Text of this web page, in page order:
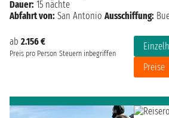
ab 2.156 €
Preis pro Person Steuern inbegriffen
Preise
Dauer: 15 nächte
Abfahrt von: San Antonio Ausschiffung: